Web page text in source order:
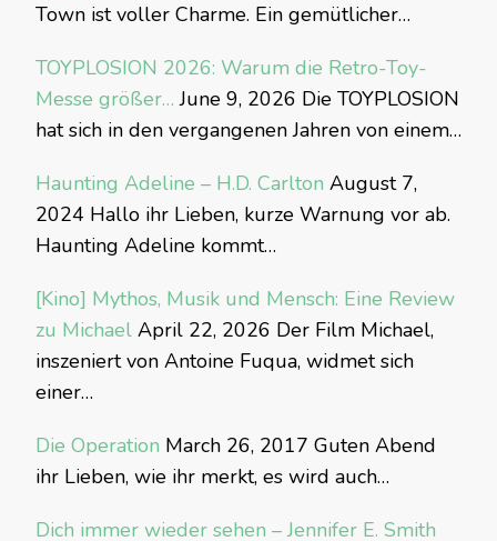
Town ist voller Charme. Ein gemütlicher…
TOYPLOSION 2026: Warum die Retro-Toy-
Messe größer… June 9, 2026 Die TOYPLOSION
hat sich in den vergangenen Jahren von einem…
Haunting Adeline – H.D. Carlton August 7,
2024 Hallo ihr Lieben, kurze Warnung vor ab.
Haunting Adeline kommt…
[Kino] Mythos, Musik und Mensch: Eine Review
zu Michael April 22, 2026 Der Film Michael,
inszeniert von Antoine Fuqua, widmet sich
einer…
Die Operation March 26, 2017 Guten Abend
ihr Lieben, wie ihr merkt, es wird auch…
Dich immer wieder sehen – Jennifer E. Smith